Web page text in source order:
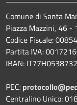
Comune di Santa
Piazza Mazzini, 46
Codice Fiscale:
Partita IVA:
IBAN:
PEC:
Centralino Unico: